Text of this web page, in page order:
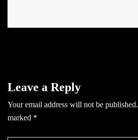
Leave a Reply
Your email address will not be published.
marked *